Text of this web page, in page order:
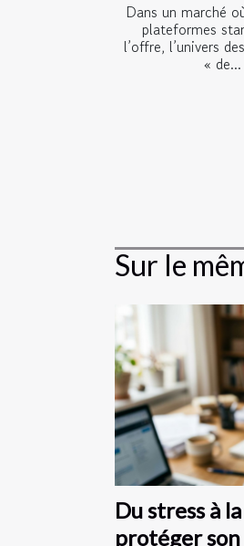
Dans un marché
plateformes
l’offre, l’univers
« de...
Sur le
Du stress à
protéger